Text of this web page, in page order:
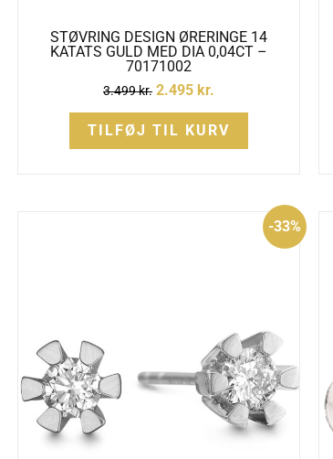
STØVRING DESIGN ØRERINGE 14
KATATS GULD MED DIA 0,04CT –
70171002
3.499kr. 2.495 kr.
TILFØJ TIL KURV
-33%
aktuelle